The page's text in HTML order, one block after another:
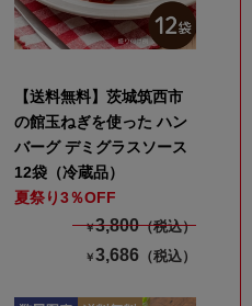
【送料無料】茨城筑西市
の館玉ねぎを使った ハン
バーグ デミグラスソース
12袋（冷蔵品）
夏祭り3％OFF
￥3,800（税込）
￥3,686 （税込）